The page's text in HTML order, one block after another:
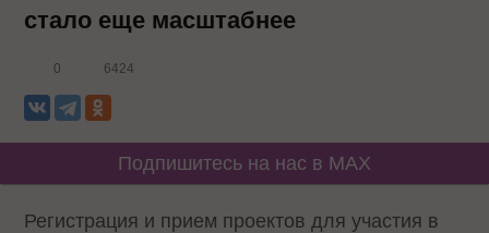
стало еще масштабнее
0 6424
Подпишитесь на нас в MAX
Регистрация и прием проектов для участия в